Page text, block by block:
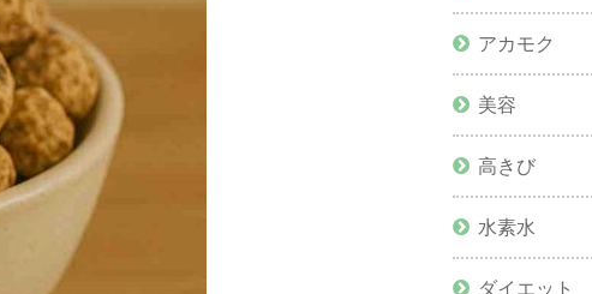
アカモク
美容
高きび
水素水
ダイエット